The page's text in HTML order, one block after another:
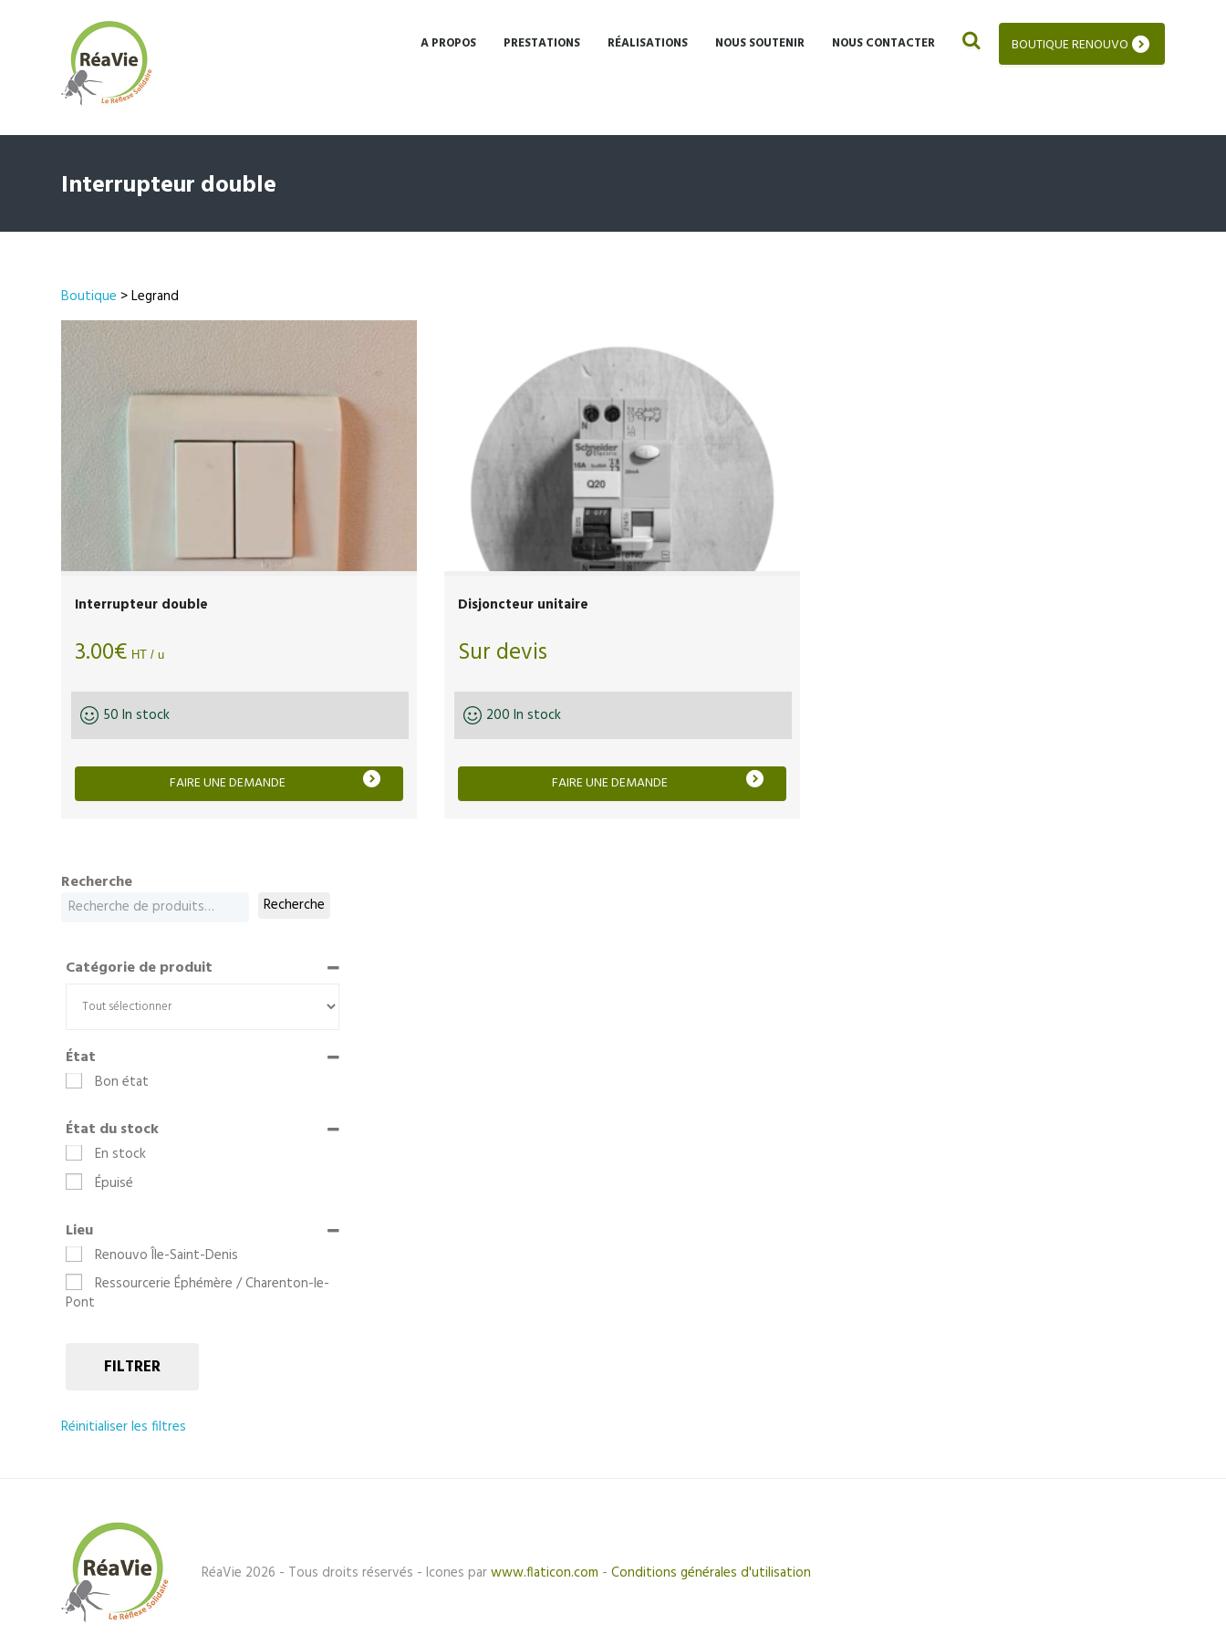
BOUTIQUE RENOUVO
A PROPOS PRESTATIONS RÉALISATIONS NOUS SOUTENIR NOUS CONTACTER
Interrupteur double
Boutique > Legrand
Interrupteur double
3.00€ HT / u
50 In stock
FAIRE UNE DEMANDE
Disjoncteur unitaire
Sur devis
200 In stock
FAIRE UNE DEMANDE
Recherche
Recherche
Catégorie de produit
État
Bon état
État du stock
En stock
Épuisé
Lieu
Renouvo Île-Saint-Denis
Ressourcerie Éphémère / Charenton-le-
Pont
FILTRER
Réinitialiser les filtres
RéaVie 2026 - Tous droits réservés - Icones parwww.flaticon.com - Conditions générales d'utilisation